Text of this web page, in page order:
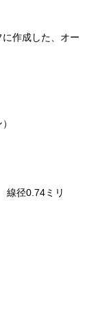
作成した、オー
径0.74ミリ